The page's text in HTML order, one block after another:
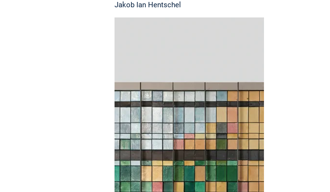
Jakob Ian Hentschel